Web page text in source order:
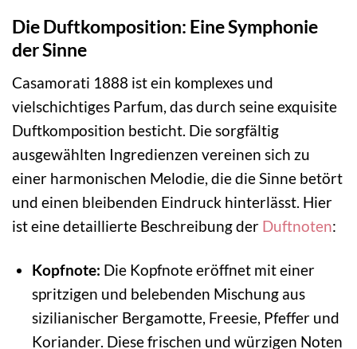
Die Duftkomposition: Eine Symphonie
der Sinne
Casamorati 1888 ist ein komplexes und
vielschichtiges Parfum, das durch seine exquisite
Duftkomposition besticht. Die sorgfältig
ausgewählten Ingredienzen vereinen sich zu
einer harmonischen Melodie, die die Sinne betört
und einen bleibenden Eindruck hinterlässt. Hier
ist eine detaillierte Beschreibung der Duftnoten:
Kopfnote: Die Kopfnote eröffnet mit einer
spritzigen und belebenden Mischung aus
sizilianischer Bergamotte, Freesie, Pfeffer und
Koriander. Diese frischen und würzigen Noten